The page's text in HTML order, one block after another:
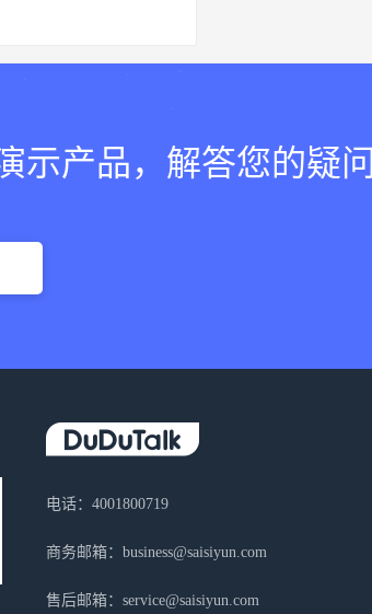
示产品，解答您的疑问
电话：4001800719
商务邮箱：business@saisiyun.com
售后邮箱：service@saisiyun.com